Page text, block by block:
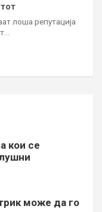
лоша репутација
кои се
може да го